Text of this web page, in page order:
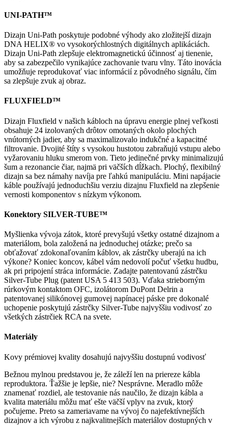
UNI-PATH™
Dizajn Uni-Path poskytuje podobné výhody ako zložitejší dizajn
DNA HELIX® vo vysokorýchlostných digitálnych aplikáciách.
Dizajn Uni-Path zlepšuje elektromagnetickú účinnosť aj tienenie,
aby sa zabezpečilo vynikajúce zachovanie tvaru vlny. Táto inovácia
umožňuje reprodukovať viac informácií z pôvodného signálu, čím
sa zlepšuje zvuk aj obraz.
FLUXFIELD™
Dizajn Fluxfield v našich kábloch na úpravu energie plnej veľkosti
obsahuje 24 izolovaných drôtov omotaných okolo plochých
vnútorných jadier, aby sa maximalizovalo indukčné a kapacitné
filtrovanie. Dvojité štíty s vysokou hustotou zabraňujú vstupu alebo
vyžarovaniu hluku smerom von. Tieto jedinečné prvky minimalizujú
šum a rezonancie čiar, najmä pri väčších dĺžkach. Plochý, flexibilný
dizajn sa bez námahy navíja pre ľahkú manipuláciu. Mini napájacie
káble používajú jednoduchšiu verziu dizajnu Fluxfield na zlepšenie
vernosti komponentov s nízkym výkonom.
Konektory SILVER-TUBE™
Myšlienka vývoja zátok, ktoré prevyšujú všetky ostatné dizajnom a
materiálom, bola založená na jednoduchej otázke; prečo sa
obťažovať zdokonaľovaním káblov, ak zástrčky uberajú na ich
výkone? Koniec koncov, kábel vám nedovolí počuť všetku hudbu,
ak pri pripojení stráca informácie. Zadajte patentovanú zástrčku
Silver-Tube Plug (patent USA 5 413 503). Vďaka strieborným
rúrkovým kontaktom OFC, izolátorom DuPont Delrin a
patentovanej silikónovej gumovej napínacej páske pre dokonalé
uchopenie poskytujú zástrčky Silver-Tube najvyššiu vodivosť zo
všetkých zástrčiek RCA na svete.
Materiály
Kovy prémiovej kvality dosahujú najvyššiu dostupnú vodivosť
Bežnou mylnou predstavou je, že záleží len na priereze kábla
reproduktora. Ťažšie je lepšie, nie? Nesprávne. Meradlo môže
znamenať rozdiel, ale testovanie nás naučilo, že dizajn kábla a
kvalita materiálu môžu mať ešte väčší vplyv na zvuk, ktorý
počujeme. Preto sa zameriavame na vývoj čo najefektívnejších
dizajnov a ich výrobu z najkvalitnejších materiálov dostupných v